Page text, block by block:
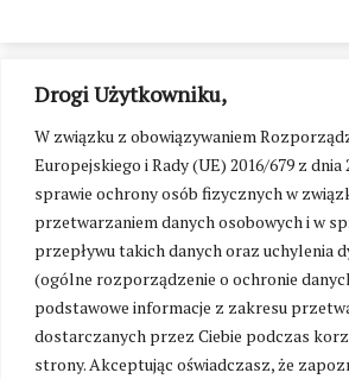
Drogi Użytkowniku,
W związku z obowiązywaniem
Europejskiego i Rady (UE) 2016/679 z dnia
sprawie ochrony osób fizycznych w
przetwarzaniem danych osobowych i w
przepływu takich danych oraz uchylenia
(ogólne rozporządzenie o ochronie
podstawowe informacje z zakresu
dostarczanych przez Ciebie podczas
strony. Akceptując oświadczasz, że